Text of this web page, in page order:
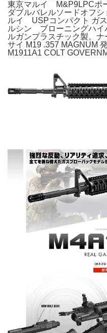
東京マルイ M&P9LPCポ
ダブルバレルソードオフ
ルイ USPコンパクト ガ
ルシン ブローニングハ
ルガンプラスチック製。
サイ M19 .357 MAGNUM
M1911A1 COLT